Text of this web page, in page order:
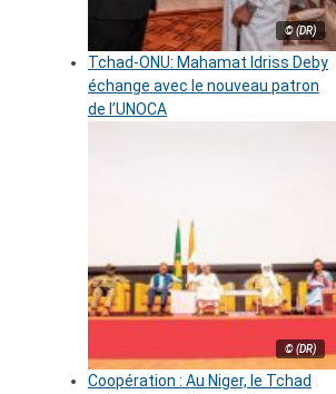
© (DR)
Tchad-ONU: Mahamat Idriss Deby
échange avec le nouveau patron
de l’UNOCA
© (DR)
Coopération : Au Niger, le Tchad